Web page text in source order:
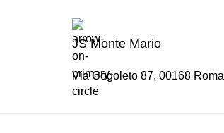
JS Monte Mario
Via Cogoleto 87, 00168 Roma